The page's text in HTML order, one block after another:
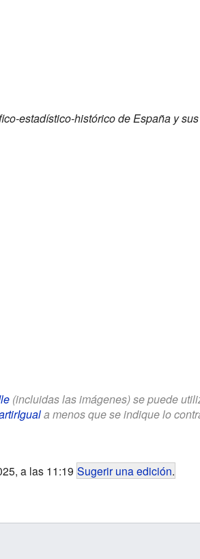
estadístico-histórico de España y
(incluidas las imágenes) se puede
a menos que se indique lo
a las 11:19 Sugerir una edición.